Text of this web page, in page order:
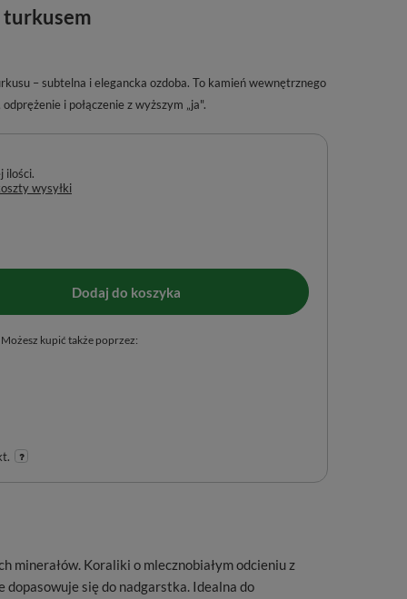
turkusem
– subtelna i elegancka ozdoba. To kamień wewnętrznego
i połączenie z wyższym „ja".
ilości
wysyłki
Dodaj do koszyka
Możesz kupić także poprzez:
minerałów. Koraliki o mlecznobiałym odcieniu z
się do nadgarstka. Idealna do